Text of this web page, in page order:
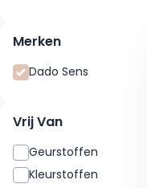
Merken
Dado Sens
Vrij Van
Geurstoffen
Kleurstoffen